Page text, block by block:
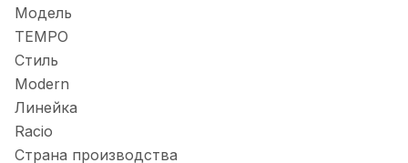
Модель
TEMPO
Стиль
Modern
Линейка
Racio
Страна производства